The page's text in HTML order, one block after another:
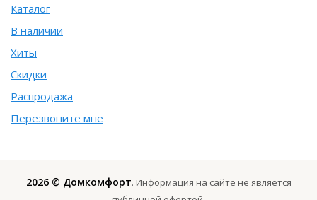
Каталог
В наличии
Хиты
Скидки
Распродажа
Перезвоните мне
2026 © Домкомфорт. Информация на сайте не является